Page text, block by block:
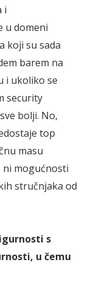
i
u domeni
koji su sada
barem na
i ukoliko se
security
bolji. No,
top
masu
ni mogućnosti
stručnjaka od
s
u čemu